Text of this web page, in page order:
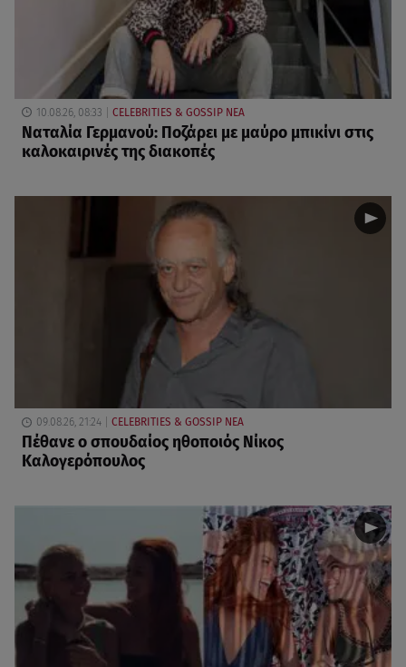
10.08.26, 08:33 CELEBRITIES & GOSSIP ΝΕΑ
Ναταλία Γερμανού: Ποζάρει με μαύρο μπικίνι στις
καλοκαιρινές της διακοπές
09.08.26, 21:24 CELEBRITIES & GOSSIP ΝΕΑ
Πέθανε ο σπουδαίος ηθοποιός Νίκος
Καλογερόπουλος